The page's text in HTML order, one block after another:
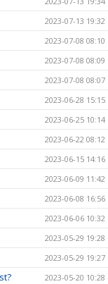
2023-07-13 19:32
2023-07-08 08:10
2023-07-08 08:09
2023-07-08 08:07
2023-06-28 15:15
2023-06-25 10:14
2023-06-22 08:12
2023-06-15 14:16
2023-06-09 11:42
2023-06-08 16:56
2023-06-06 10:32
2023-05-29 19:28
2023-05-29 19:27
2023-05-20 10:28